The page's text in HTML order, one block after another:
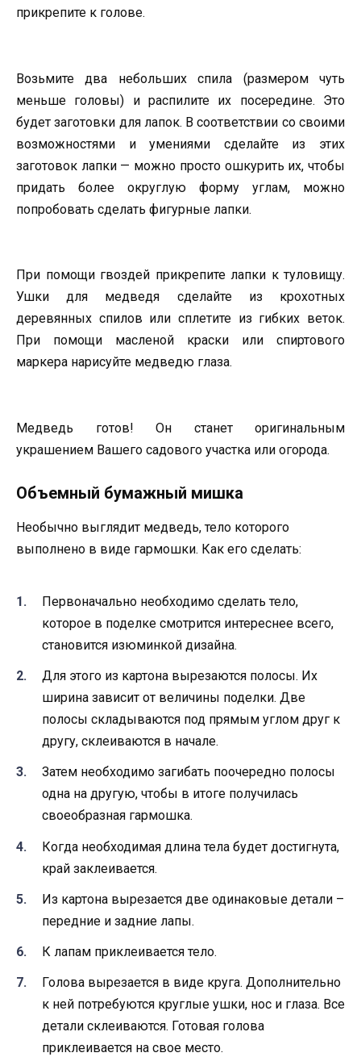
прикрепите к голове.
Возьмите два небольших спила (размером чуть
меньше головы) и распилите их посередине. Это
будет заготовки для лапок. В соответствии со своими
возможностями и умениями сделайте из этих
заготовок лапки — можно просто ошкурить их, чтобы
придать более округлую форму углам, можно
попробовать сделать фигурные лапки.
При помощи гвоздей прикрепите лапки к туловищу.
Ушки для медведя сделайте из крохотных
деревянных спилов или сплетите из гибких веток.
При помощи масленой краски или спиртового
маркера нарисуйте медведю глаза.
Медведь готов! Он станет оригинальным
украшением Вашего садового участка или огорода.
Объемный бумажный мишка
Необычно выглядит медведь, тело которого
выполнено в виде гармошки. Как его сделать:
Первоначально необходимо сделать тело,
которое в поделке смотрится интереснее всего,
становится изюминкой дизайна.
Для этого из картона вырезаются полосы. Их
ширина зависит от величины поделки. Две
полосы складываются под прямым углом друг к
другу, склеиваются в начале.
Затем необходимо загибать поочередно полосы
одна на другую, чтобы в итоге получилась
своеобразная гармошка.
Когда необходимая длина тела будет достигнута,
край заклеивается.
Из картона вырезается две одинаковые детали –
передние и задние лапы.
К лапам приклеивается тело.
Голова вырезается в виде круга. Дополнительно
к ней потребуются круглые ушки, нос и глаза. Все
детали склеиваются. Готовая голова
приклеивается на свое место.